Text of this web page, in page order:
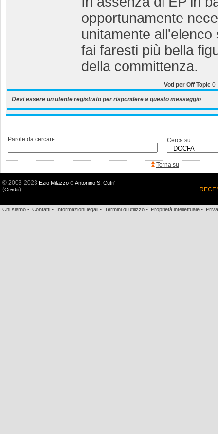
opportunamente
unitamente all'elenco
fai faresti più bella
della committenza.
Voti per Off Topic 0
Devi essere un utente registrato per rispondere a questo messaggio
Parole da cercare: Cerca su:
Torna su
© 2003-2023 Ezio Milazzo e Antonino S. Cutri'
(Crediti)
Chi siamo - Contatti - Informazioni legali - Termini di utilizzo - Proprietà intellettuale -